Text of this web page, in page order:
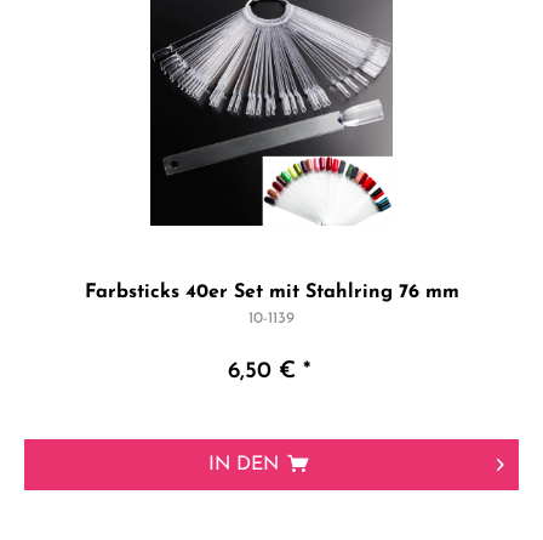
Farbsticks 40er Set mit Stahlring 76 mm
10-1139
6,50 € *
IN DEN